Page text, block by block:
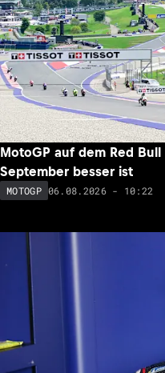
MotoGP auf dem Red
September besser ist
MOTOGP 06.08.2026 - 10:22